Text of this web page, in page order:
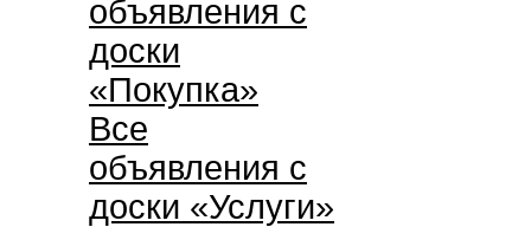
объявления с
доски
«Покупка»
Все
объявления с
доски «Услуги»